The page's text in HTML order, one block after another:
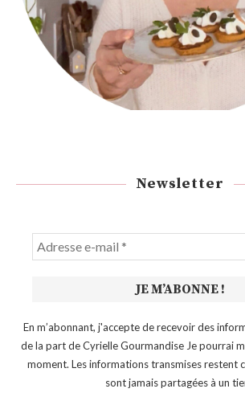
Newsletter
En m’abonnant, j'accepte de recevoir des
de la part de Cyrielle Gourmandise Je pourrai
moment. Les informations transmises restent
sont jamais partagées à un